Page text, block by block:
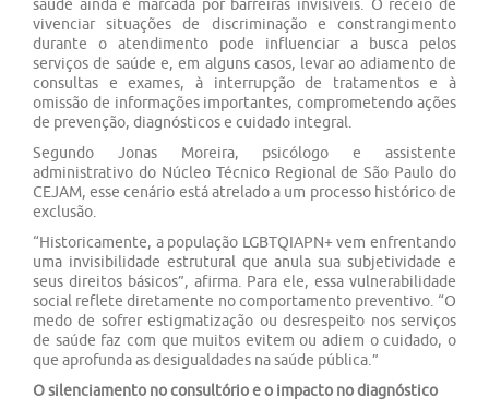
saúde ainda é marcada por barreiras invisíveis. O receio de
vivenciar situações de discriminação e constrangimento
durante o atendimento pode influenciar a busca pelos
serviços de saúde e, em alguns casos, levar ao adiamento de
consultas e exames, à interrupção de tratamentos e à
omissão de informações importantes, comprometendo ações
de prevenção, diagnósticos e cuidado integral.
Segundo Jonas Moreira, psicólogo e assistente
administrativo do Núcleo Técnico Regional de São Paulo do
CEJAM, esse cenário está atrelado a um processo histórico de
exclusão.
“Historicamente, a população LGBTQIAPN+ vem enfrentando
uma invisibilidade estrutural que anula sua subjetividade e
seus direitos básicos”, afirma. Para ele, essa vulnerabilidade
social reflete diretamente no comportamento preventivo. “O
medo de sofrer estigmatização ou desrespeito nos serviços
de saúde faz com que muitos evitem ou adiem o cuidado, o
que aprofunda as desigualdades na saúde pública.”
O silenciamento no consultório e o impacto no diagnóstico